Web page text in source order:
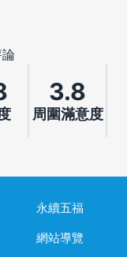
3.8
周圍滿意度
永續五福
網站導覽